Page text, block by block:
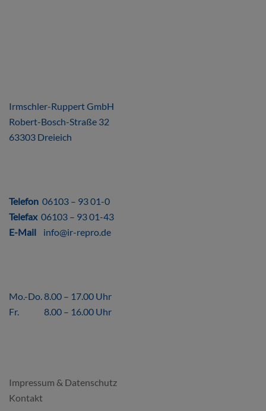
Irmschler-Ruppert GmbH
Robert-Bosch-Straße 32
63303 Dreieich
Telefon 06103 – 93 01-0
Telefax06103 – 93 01-43
E-Mail
info@ir-repro.de
Mo.-Do. 8.00 – 17.00 Uhr
Fr. 8.00 – 16.00 Uhr
Impressum & Datenschutz
Kontakt